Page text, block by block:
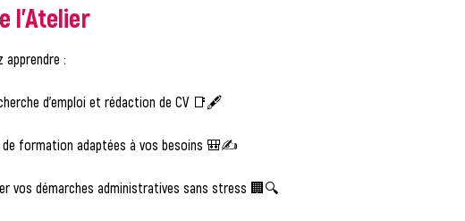
l'Atelier
apprendre :
d'emploi et rédaction de CV 📑🖋️
formation adaptées à vos besoins 🎒✍️
vos démarches administratives sans stress 🏢🔍